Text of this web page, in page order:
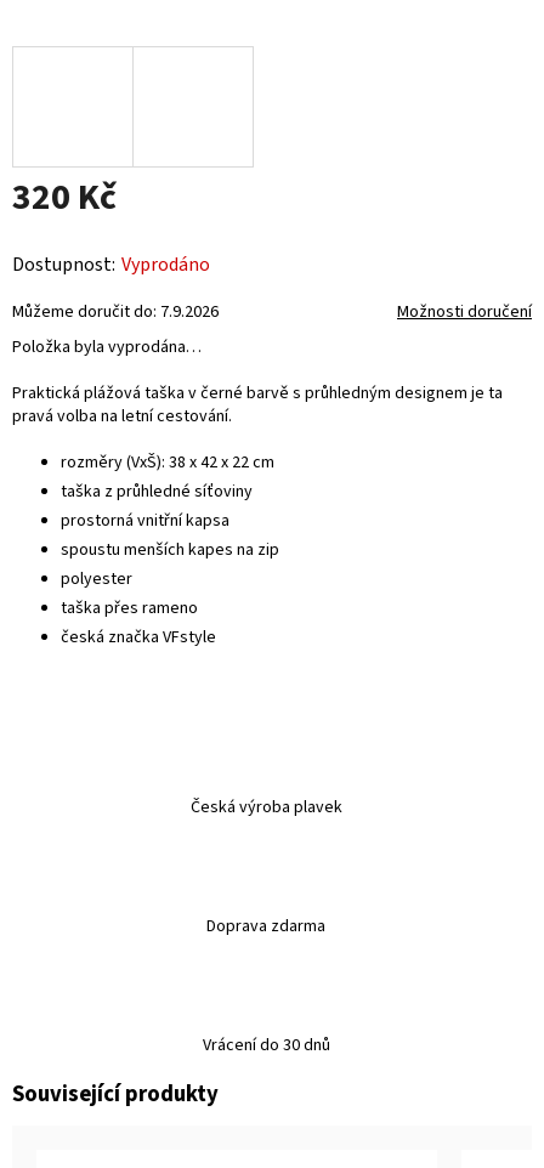
320 Kč
cena:
Vyprodáno
Můžeme doručit do: 7.9.2026
Možnosti doručení
Položka byla vyprodána…
Praktická plážová taška v černé barvě s průhledným designem je ta
pravá volba na letní cestování.
rozměry (VxŠ): 38 x 42 x 22 cm
taška z průhledné síťoviny
prostorná vnitřní kapsa
spoustu menších kapes na zip
polyester
taška přes rameno
česká značka VFstyle
Česká výroba plavek
Doprava zdarma
Vrácení do 30 dnů
Související produkty